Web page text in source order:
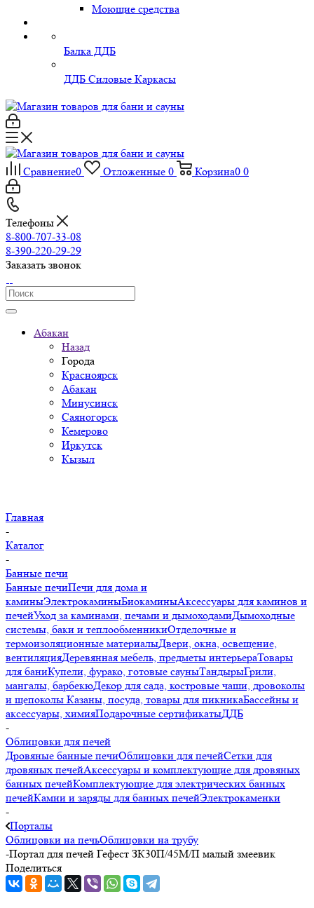
Моющие средства
Балка ДДБ
ДДБ Силовые Каркасы
Сравнение0 Отложенные 0 Корзина0 0
Телефоны
8-800-707-33-08
8-390-220-29-29
Заказать звонок
Абакан
Назад
Города
Красноярск
Абакан
Минусинск
Саяногорск
Кемерово
Иркутск
Кызыл
Главная
-
Каталог
-
Банные печи
Банные печиПечи для дома и
каминыЭлектрокаминыБиокаминыАксессуары для каминов и
печейУход за каминами, печами и дымоходамиДымоходные
системы, баки и теплообменникиОтделочные и
термоизоляционные материалыДвери, окна, освещение,
вентиляцияДеревянная мебель, предметы интерьераТовары
для баниКупели, фурако, готовые сауныТандырыГрили,
мангалы, барбекюДекор для сада, костровые чаши, дровоколы
и щепоколы Казаны, посуда, товары для пикникаБассейны и
аксессуары, химияПодарочные сертификатыДДБ
-
Облицовки для печей
Дровяные банные печиОблицовки для печейСетки для
дровяных печейАксессуары и комплектующие для дровяных
банных печейКомплектующие для электрических банных
печейКамни и заряды для банных печейЭлектрокаменки
-
Порталы
Облицовки на печьОблицовки на трубу
-Портал для печей Гефест ЗК30П/45М/П малый змеевик
Поделиться